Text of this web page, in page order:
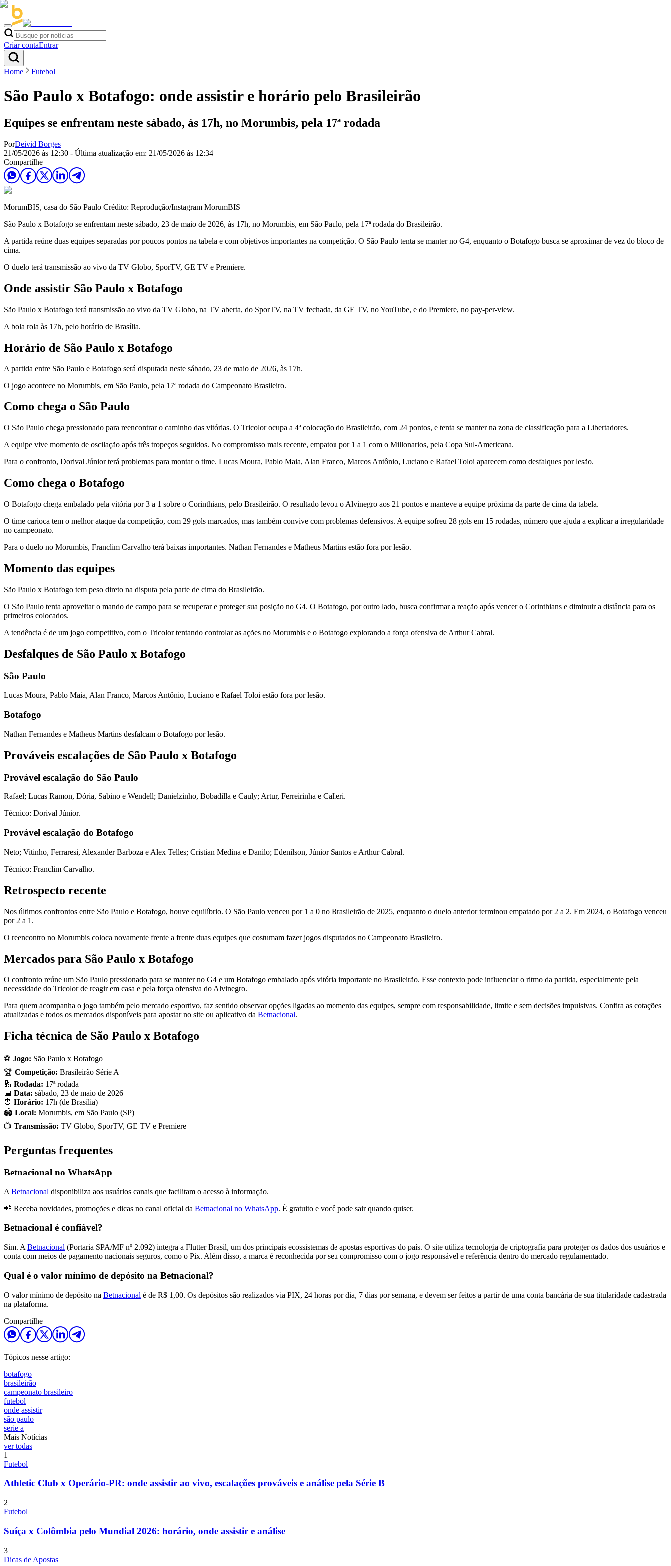
Criar contaEntrar
Home Futebol
São Paulo x Botafogo: onde assistir e horário pelo Brasileirão
Equipes se enfrentam neste sábado, às 17h, no Morumbis, pela 17ª rodada
PorDeivid Borges
21/05/2026 às 12:30 - Última atualização em: 21/05/2026 às 12:34
Compartilhe
MorumBIS, casa do São Paulo Crédito: Reprodução/Instagram MorumBIS
São Paulo x Botafogo se enfrentam neste sábado, 23 de maio de 2026, às 17h, no Morumbis, em São Paulo, pela 17ª rodada do Brasileirão.
A partida reúne duas equipes separadas por poucos pontos na tabela e com objetivos importantes na competição. O São Paulo tenta se manter no G4, enquanto o Botafogo busca se aproximar de vez do bloco de
cima.
O duelo terá transmissão ao vivo da TV Globo, SporTV, GE TV e Premiere.
Onde assistir São Paulo x Botafogo
São Paulo x Botafogo terá transmissão ao vivo da TV Globo, na TV aberta, do SporTV, na TV fechada, da GE TV, no YouTube, e do Premiere, no pay-per-view.
A bola rola às 17h, pelo horário de Brasília.
Horário de São Paulo x Botafogo
A partida entre São Paulo e Botafogo será disputada neste sábado, 23 de maio de 2026, às 17h.
O jogo acontece no Morumbis, em São Paulo, pela 17ª rodada do Campeonato Brasileiro.
Como chega o São Paulo
O São Paulo chega pressionado para reencontrar o caminho das vitórias. O Tricolor ocupa a 4ª colocação do Brasileirão, com 24 pontos, e tenta se manter na zona de classificação para a Libertadores.
A equipe vive momento de oscilação após três tropeços seguidos. No compromisso mais recente, empatou por 1 a 1 com o Millonarios, pela Copa Sul-Americana.
Para o confronto, Dorival Júnior terá problemas para montar o time. Lucas Moura, Pablo Maia, Alan Franco, Marcos Antônio, Luciano e Rafael Toloi aparecem como desfalques por lesão.
Como chega o Botafogo
O Botafogo chega embalado pela vitória por 3 a 1 sobre o Corinthians, pelo Brasileirão. O resultado levou o Alvinegro aos 21 pontos e manteve a equipe próxima da parte de cima da tabela.
O time carioca tem o melhor ataque da competição, com 29 gols marcados, mas também convive com problemas defensivos. A equipe sofreu 28 gols em 15 rodadas, número que ajuda a explicar a irregularidade
no campeonato.
Para o duelo no Morumbis, Franclim Carvalho terá baixas importantes. Nathan Fernandes e Matheus Martins estão fora por lesão.
Momento das equipes
São Paulo x Botafogo tem peso direto na disputa pela parte de cima do Brasileirão.
O São Paulo tenta aproveitar o mando de campo para se recuperar e proteger sua posição no G4. O Botafogo, por outro lado, busca confirmar a reação após vencer o Corinthians e diminuir a distância para os
primeiros colocados.
A tendência é de um jogo competitivo, com o Tricolor tentando controlar as ações no Morumbis e o Botafogo explorando a força ofensiva de Arthur Cabral.
Desfalques de São Paulo x Botafogo
São Paulo
Lucas Moura, Pablo Maia, Alan Franco, Marcos Antônio, Luciano e Rafael Toloi estão fora por lesão.
Botafogo
Nathan Fernandes e Matheus Martins desfalcam o Botafogo por lesão.
Prováveis escalações de São Paulo x Botafogo
Provável escalação do São Paulo
Rafael; Lucas Ramon, Dória, Sabino e Wendell; Danielzinho, Bobadilla e Cauly; Artur, Ferreirinha e Calleri.
Técnico: Dorival Júnior.
Provável escalação do Botafogo
Neto; Vitinho, Ferraresi, Alexander Barboza e Alex Telles; Cristian Medina e Danilo; Edenilson, Júnior Santos e Arthur Cabral.
Técnico: Franclim Carvalho.
Retrospecto recente
Nos últimos confrontos entre São Paulo e Botafogo, houve equilíbrio. O São Paulo venceu por 1 a 0 no Brasileirão de 2025, enquanto o duelo anterior terminou empatado por 2 a 2. Em 2024, o Botafogo venceu
por 2 a 1.
O reencontro no Morumbis coloca novamente frente a frente duas equipes que costumam fazer jogos disputados no Campeonato Brasileiro.
Mercados para São Paulo x Botafogo
O confronto reúne um São Paulo pressionado para se manter no G4 e um Botafogo embalado após vitória importante no Brasileirão. Esse contexto pode influenciar o ritmo da partida, especialmente pela
necessidade do Tricolor de reagir em casa e pela força ofensiva do Alvinegro.
Para quem acompanha o jogo também pelo mercado esportivo, faz sentido observar opções ligadas ao momento das equipes, sempre com responsabilidade, limite e sem decisões impulsivas. Confira as cotações
atualizadas e todos os mercados disponíveis para apostar no site ou aplicativo da Betnacional.
Ficha técnica de São Paulo x Botafogo
⚽ Jogo: São Paulo x Botafogo
🏆 Competição: Brasileirão Série A
🔢 Rodada: 17ª rodada
📅 Data: sábado, 23 de maio de 2026
⏰ Horário: 17h (de Brasília)
🏟️ Local: Morumbis, em São Paulo (SP)
📺 Transmissão: TV Globo, SporTV, GE TV e Premiere
Perguntas frequentes
Betnacional no WhatsApp
A Betnacional disponibiliza aos usuários canais que facilitam o acesso à informação.
📲 Receba novidades, promoções e dicas no canal oficial da Betnacional no WhatsApp. É gratuito e você pode sair quando quiser.
Betnacional é confiável?
Sim. A Betnacional (Portaria SPA/MF nº 2.092) integra a Flutter Brasil, um dos principais ecossistemas de apostas esportivas do país. O site utiliza tecnologia de criptografia para proteger os dados dos usuários e
conta com meios de pagamento nacionais seguros, como o Pix. Além disso, a marca é reconhecida por seu compromisso com o jogo responsável e referência dentro do mercado regulamentado.
Qual é o valor mínimo de depósito na Betnacional?
O valor mínimo de depósito na Betnacional é de R$ 1,00. Os depósitos são realizados via PIX, 24 horas por dia, 7 dias por semana, e devem ser feitos a partir de uma conta bancária de sua titularidade cadastrada
na plataforma.
Compartilhe
Tópicos nesse artigo:
botafogo
brasileirão
campeonato brasileiro
futebol
onde assistir
são paulo
serie a
Mais Notícias
ver todas
1
Futebol
Athletic Club x Operário-PR: onde assistir ao vivo, escalações prováveis e análise pela Série B
2
Futebol
Suíça x Colômbia pelo Mundial 2026: horário, onde assistir e análise
3
Dicas de Apostas